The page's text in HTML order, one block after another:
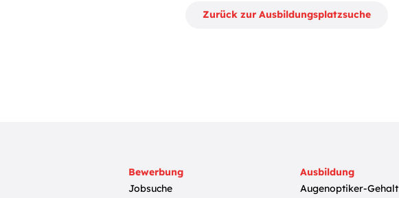
Zurück zur Ausbildungsplatzsuche
Bewerbung
Jobsuche
Ausbildung
Augenoptiker-Gehalt